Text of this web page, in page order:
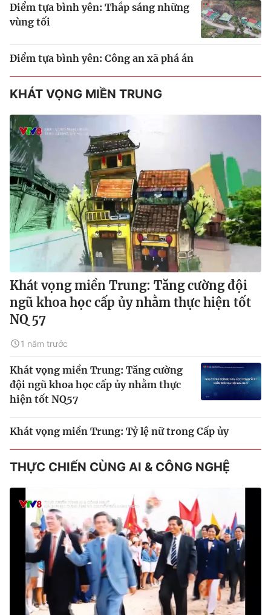
Điểm tựa bình yên: Thắp sáng những
vùng tối
Điểm tựa bình yên: Công an xã phá án
KHÁT VỌNG MIỀN TRUNG
Khát vọng miền Trung: Tăng cường đội
ngũ khoa học cấp ủy nhằm thực hiện tốt
NQ 57
1 năm trước
Khát vọng miền Trung: Tăng cường
đội ngũ khoa học cấp ủy nhằm thực
hiện tốt NQ57
Khát vọng miền Trung: Tỷ lệ nữ trong Cấp ủy
THỰC CHIẾN CÙNG AI & CÔNG NGHỆ